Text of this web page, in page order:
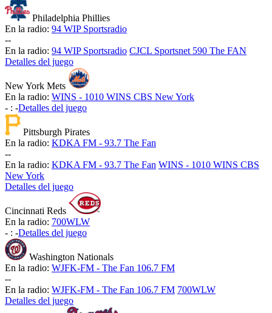
Philadelphia Phillies
En la radio: 94 WIP Sportsradio
--
En la radio: 94 WIP Sportsradio CJCL Sportsnet 590 The FAN
Detalles del juego
New York Mets
En la radio: WINS - 1010 WINS CBS New York
- : -Detalles del juego
Pittsburgh Pirates
En la radio: KDKA FM - 93.7 The Fan
--
En la radio: KDKA FM - 93.7 The Fan WINS - 1010 WINS CBS
New York
Detalles del juego
Cincinnati Reds
En la radio: 700WLW
- : -Detalles del juego
Washington Nationals
En la radio: WJFK-FM - The Fan 106.7 FM
--
En la radio: WJFK-FM - The Fan 106.7 FM 700WLW
Detalles del juego